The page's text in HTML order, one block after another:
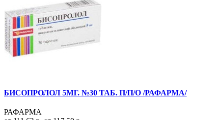
БИСОПРОЛОЛ 5МГ. №30 ТАБ. П/П/О /РАФАРМА/
РАФАРМА